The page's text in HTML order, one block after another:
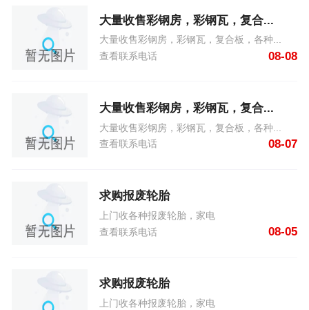
大量收售彩钢房，彩钢瓦，复合...
大量收售彩钢房，彩钢瓦，复合板，各种...
查看联系电话
08-08
大量收售彩钢房，彩钢瓦，复合...
大量收售彩钢房，彩钢瓦，复合板，各种...
查看联系电话
08-07
求购报废轮胎
上门收各种报废轮胎，家电
查看联系电话
08-05
求购报废轮胎
上门收各种报废轮胎，家电